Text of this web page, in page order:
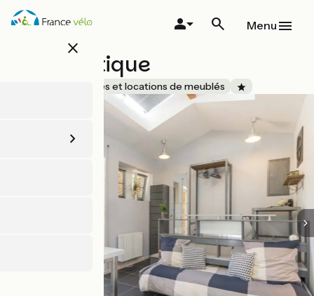
Aller
au
close
Menu
L'Authentique
Gîtes et locations de meublés